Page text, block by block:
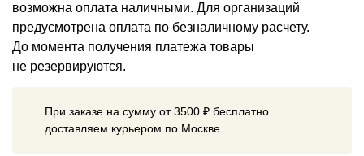
возможна оплата наличными. Для организаций
предусмотрена оплата по безналичному расчету.
До момента получения платежа товары
не резервируются.
При заказе на сумму от 3500 ₽ бесплатно
доставляем курьером по Москве.